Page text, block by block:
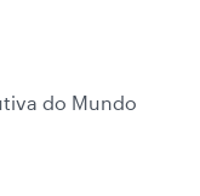
do Mundo